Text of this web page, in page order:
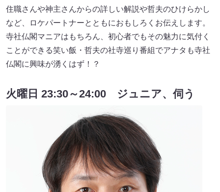
住職さんや神主さんからの詳しい解説や哲夫のひけらかし
など、ロケパートナーとともにおもしろくお伝えします。
寺社仏閣マニアはもちろん、初心者でもその魅力に気付く
ことができる笑い飯・哲夫の社寺巡り番組でアナタも寺社
仏閣に興味が湧くはず！？
火曜日 23:30～24:00 ジュニア、伺う